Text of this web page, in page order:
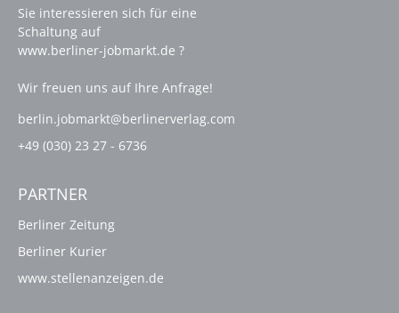
Sie interessieren sich für eine
Schaltung auf
www.berliner-jobmarkt.de ?
Wir freuen uns auf Ihre Anfrage!
berlin.jobmarkt@berlinerverlag.com
+49 (030) 23 27 - 6736
PARTNER
Berliner Zeitung
Berliner Kurier
www.stellenanzeigen.de